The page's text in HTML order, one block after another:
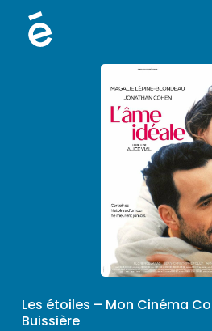
Les étoiles – Mon Cinéma
Buissière